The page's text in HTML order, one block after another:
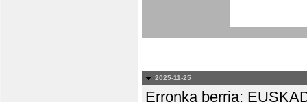
2025-11-25
Erronka berria: